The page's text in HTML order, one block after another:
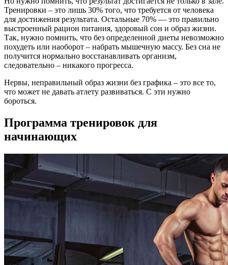
Тренировки – это лишь 30% того, что требуется от человека
для достижения результата. Остальные 70% — это правильно
выстроенный рацион питания, здоровый сон и образ жизни.
Так, нужно помнить, что без определенной диеты невозможно
похудеть или наоборот – набрать мышечную массу. Без сна не
получится нормально восстанавливать организм,
следовательно – никакого прогресса.
Нервы, неправильный образ жизни без графика – это все то,
что может не давать атлету развиваться. С эти нужно
бороться.
Программа тренировок для
начинающих